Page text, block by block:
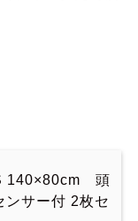
140×80cm 頭
ンサー付 2枚セ